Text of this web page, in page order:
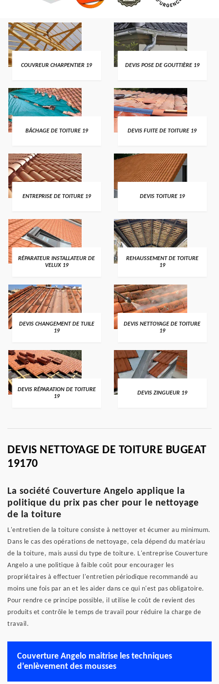
COUVREUR CHARPENTIER 19 DEVIS POSE DE GOUTTIÈRE 19
BÂCHAGE DE TOITURE 19 DEVIS FUITE DE TOITURE 19
ENTREPRISE DE TOITURE 19 DEVIS TOITURE 19
RÉPARATEUR INSTALLATEUR DE
VELUX 19
REHAUSSEMENT DE TOITURE
19
DEVIS CHANGEMENT DE TUILE
19
DEVIS NETTOYAGE DE TOITURE
19
DEVIS RÉPARATION DE TOITURE
19
DEVIS ZINGUEUR 19
DEVIS NETTOYAGE DE TOITURE BUGEAT
19170
La société Couverture Angelo applique la
politique du prix pas cher pour le nettoyage
de la toiture
L'entretien de la toiture consiste à nettoyer et écumer au minimum.
Dans le cas des opérations de nettoyage, cela dépend du matériau
de la toiture, mais aussi du type de toiture. L'entreprise Couverture
Angelo a une politique à faible coût pour encourager les
propriétaires à effectuer l'entretien périodique recommandé au
moins une fois par an et les aider dans ce qui n'est pas obligatoire.
Pour rendre ce principe possible, il utilise le coût de revient des
produits et contrôle le temps de travail pour réduire la charge de
travail.
Couverture Angelo maitrise les techniques
d’enlèvement des mousses